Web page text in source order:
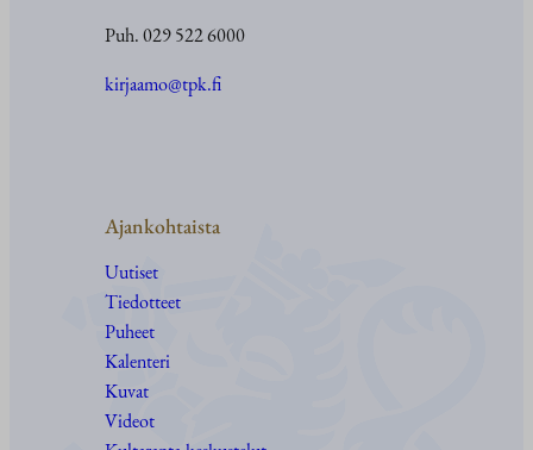
Puh. 029 522 6000
kirjaamo@tpk.fi
Ajankohtaista
Uutiset
Tiedotteet
Puheet
Kalenteri
Kuvat
Videot